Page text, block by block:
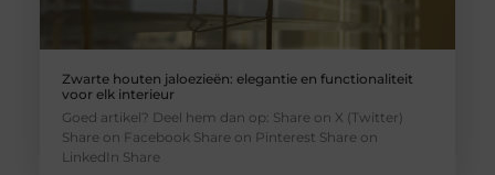
Zwarte houten jaloezieën: elegantie en functionaliteit
voor elk interieur
Goed artikel? Deel hem dan op: Share on X (Twitter)
Share on Facebook Share on Pinterest Share on
LinkedIn Share